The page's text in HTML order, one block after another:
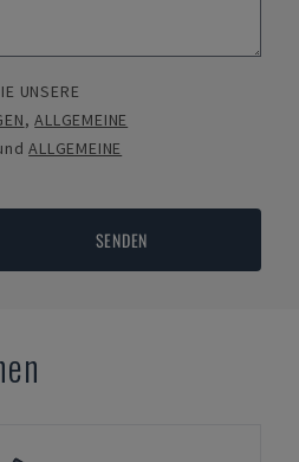
UNSERE
,ALLGEMEINE
ALLGEMEINE
SENDEN